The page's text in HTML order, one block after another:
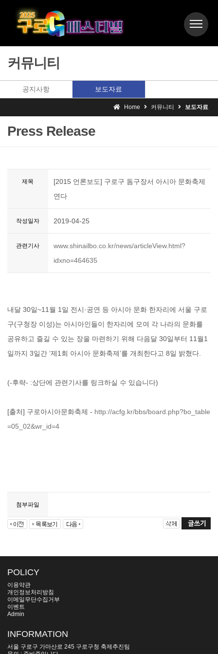
커뮤니티
공지사항 보도자료
Home 커뮤니티 보도자료
Press Release
제목
[2015 언론보도] 구로구 돔구장서 아시아 문화축제
연다
작성일자 2019-04-25
관련기사
www.shinailbo.co.kr/news/articleView.html?
idxno=464635
내달 30일~11월 1일 전시·공연 등 아시아 문화 한자리에 서울 구로
구(구청장 이성)는 아시아인들이 한자리에 모여 각 나라의 문화를
공유하고 즐길 수 있는 장을 마련하기 위해 다음달 30일부터 11월1
일까지 3일간 ‘제1회 아시아 문화축제’를 개최한다고 8일 밝혔다.
(-후략- :상단에 관련기사를 링크하실 수 있습니다)
[출처] 구로아시아문화축제 - http://acfg.kr/bbs/board.php?bo_table
=05_02&wr_id=4
첨부파일
POLICY
이용약관
개인정보처리방침
이메일무단수집거부
이벤트
Admin
INFORMATION
서울 구로구 가마산로 245 구로구청 축제추진팀